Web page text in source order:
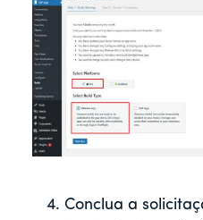
Conclua a